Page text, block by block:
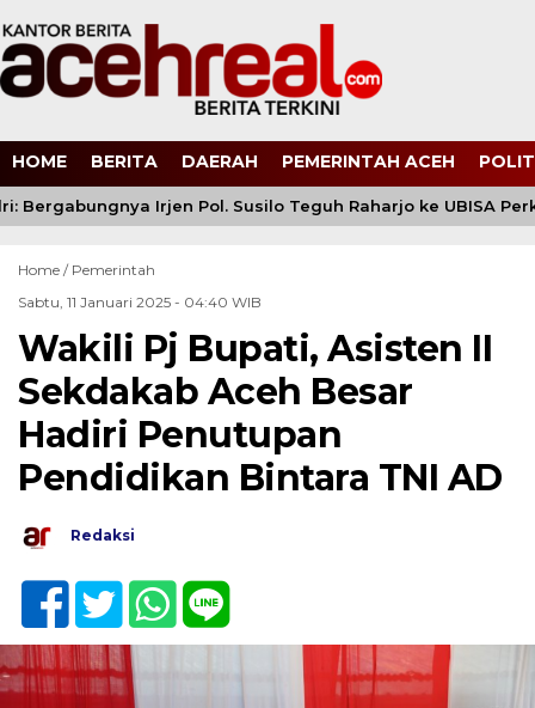
HOME BERITA DAERAH PEMERINTAH ACEH
Bergabungnya Irjen Pol. Susilo Teguh Raharjo ke UBISA
Home / Pemerintah
Sabtu, 11 Januari 2025 - 04:40 WIB
Wakili Pj Bupati, Asisten II
Sekdakab Aceh Besar
Hadiri Penutupan
Pendidikan Bintara TNI AD
Redaksi